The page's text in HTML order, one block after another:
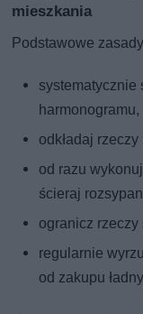
mieszkania
Podstawowe
systematycznie
harmonogramu,
odkładaj
od razu
ścieraj
ogranicz
regularnie
od zakupu